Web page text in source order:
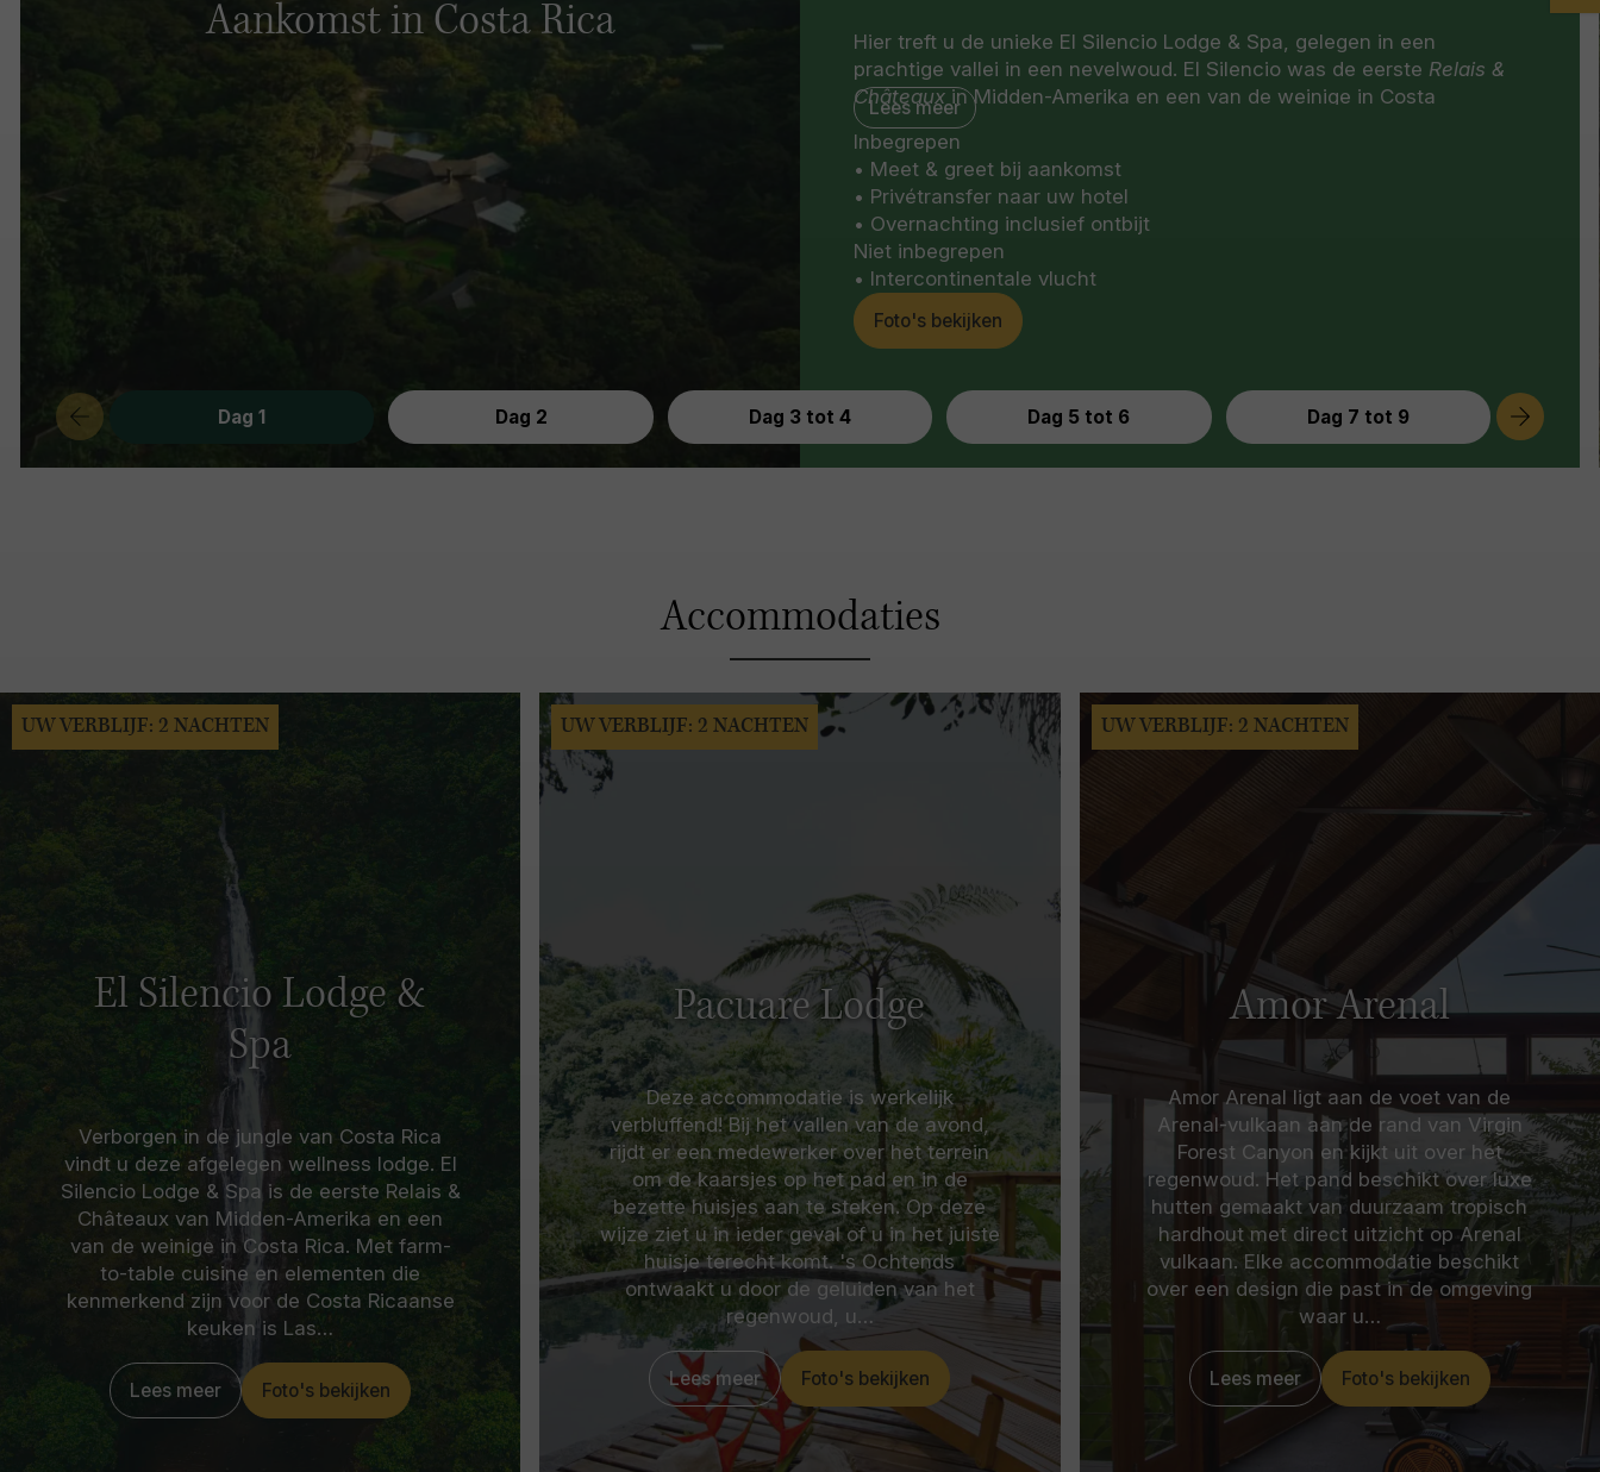
Dag 1 Dag 2 Dag 3 tot 4 Dag 5 tot 6 Dag 7 tot 9
Aankomst in Costa Rica
Hier treft u de unieke El Silencio Lodge & Spa, gelegen in een
prachtige vallei in een nevelwoud. El Silencio was de eerste Relais &
Châteauxin Midden-Amerika en een van de weinige in Costa
Rica. Relais & Châteaux is een wereldwijde gemeenschap de rijkdom
en diversiteit van ’s werelds culinaire en gastvrijheidstradities hoog in
het vaandel staan.
Deze plek wordt algemeen beschouwd als een heiligdom in harmonie
met de omgeving, en het is omgeven door prachtig tropisch
nevelwoud. Het hotel heeft een privéreservaat van 500 hectare met
stromende riviertjes en prachtige watervallen. Er zal een
vertegenwoordiger van het hotel aanwezig zijn om informatie te
Lees meer
Inbegrepen
• Meet & greet bij aankomst
• Privétransfer naar uw hotel
• Overnachting inclusief ontbijt
Niet inbegrepen
• Intercontinentale vlucht
Foto's bekijken
Accommodaties
El Silencio Lodge &
Spa
Verborgen in de jungle van Costa Rica
vindt u deze afgelegen wellness lodge. El
Silencio Lodge & Spa is de eerste Relais &
Châteaux van Midden-Amerika en een
van de weinige in Costa Rica. Met farm-
to-table cuisine en elementen die
kenmerkend zijn voor de Costa Ricaanse
keuken is Las…
Lees meer Foto's bekijken
UW VERBLIJF: 2 NACHTEN
Pacuare Lodge
Deze accommodatie is werkelijk
verbluffend! Bij het vallen van de avond,
rijdt er een medewerker over het terrein
om de kaarsjes op het pad en in de
bezette huisjes aan te steken. Op deze
wijze ziet u in ieder geval of u in het juiste
huisje terecht komt. 's Ochtends
ontwaakt u door de geluiden van het
regenwoud, u…
Lees meer Foto's bekijken
UW VERBLIJF: 2 NACHTEN
Amor Arenal
Amor Arenal ligt aan de voet van de
Arenal-vulkaan aan de rand van Virgin
Forest Canyon en kijkt uit over het
regenwoud. Het pand beschikt over luxe
hutten gemaakt van duurzaam tropisch
hardhout met direct uitzicht op Arenal
vulkaan. Elke accommodatie beschikt
over een design die past in de omgeving
waar u…
Lees meer Foto's bekijken
UW VERBLIJF: 2 NACHTEN